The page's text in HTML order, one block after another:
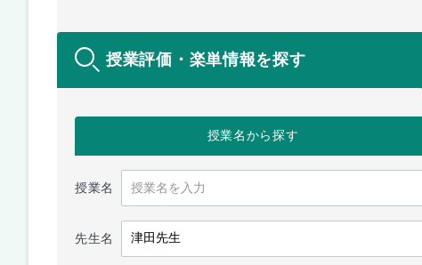
授業評価・楽単情報を探す
授業名から探す
授業名
先生名